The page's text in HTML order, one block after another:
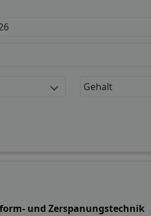
Gehalt
und Zerspanungstechnik